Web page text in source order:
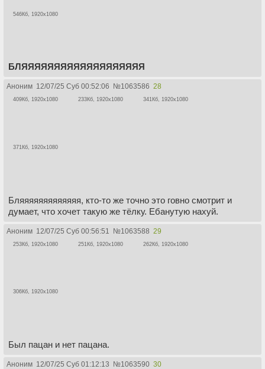
546Кб, 1920x1080
БЛЯЯЯЯЯЯЯЯЯЯЯЯЯЯЯЯЯЯЯ
Аноним 12/07/25 Суб 00:52:06 №1063586 28
409Кб, 1920x1080 233Кб, 1920x1080 341Кб, 1920x1080
371Кб, 1920x1080
Бляяяяяяяяяяяяя, кто-то же точно это говно смотрит и
думает, что хочет такую же тёлку. Ебанутую нахуй.
Аноним 12/07/25 Суб 00:56:51 №1063588 29
253Кб, 1920x1080 251Кб, 1920x1080 262Кб, 1920x1080
306Кб, 1920x1080
Был пацан и нет пацана.
Аноним 12/07/25 Суб 01:12:13 №1063590 30